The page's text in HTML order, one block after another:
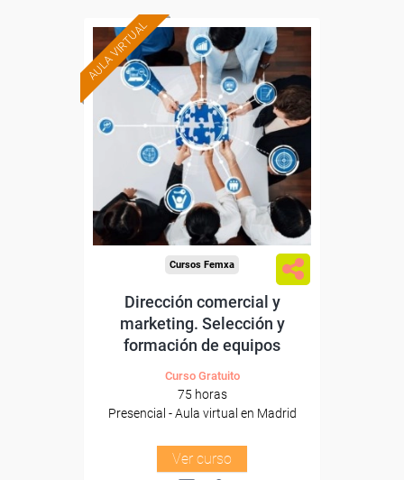
AULA VIRTUAL Formación 100%
subvencionada.
Para trabajadores y
autónomos de Madrid.
Para todos los sectores.
Cursos Femxa
Dirección comercial y
marketing. Selección y
formación de equipos
Curso Gratuito
75 horas
Presencial - Aula virtual en Madrid
Ver curso